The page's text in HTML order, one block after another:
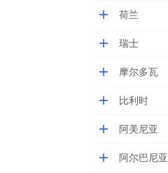
荷兰
瑞士
摩尔多瓦
比利时
阿美尼亚
阿尔巴尼亚